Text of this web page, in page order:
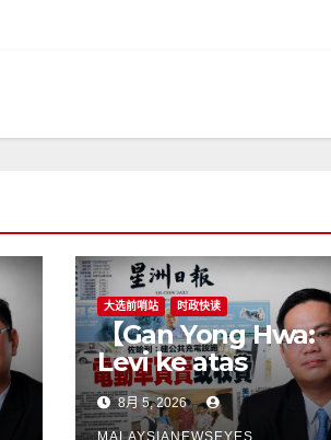
大选前哨站 时政快读
【Gan Yong Hwa:
Levi ke atas
pembeli EV untuk
membina stesen
8月 5, 2026